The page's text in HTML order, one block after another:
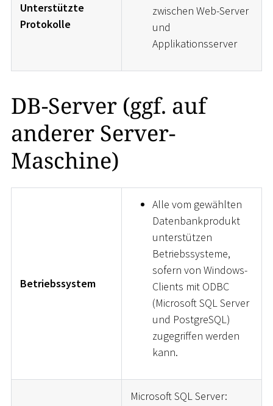
Unterstützte
Protokolle
zwischen Web-Server
und
Applikationsserver
DB-Server (ggf. auf
anderer Server-
Maschine)
Betriebssystem
Alle vom gewählten
Datenbankprodukt
unterstützen
Betriebssysteme,
sofern von Windows-
Clients mit ODBC
(Microsoft SQL Server
und PostgreSQL)
zugegriffen werden
kann.
Microsoft SQL Server: